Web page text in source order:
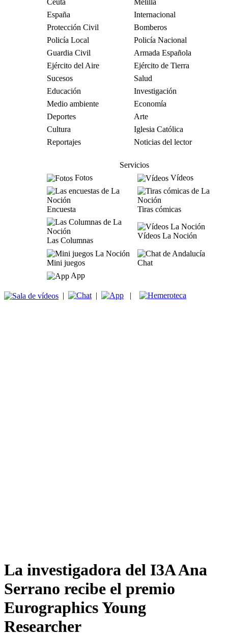
Ceuta
Melilla
España
Internacional
Protección Civil
Bomberos
Policía Local
Policía Nacional
Guardia Civil
Armada Española
Ejército del Aire
Ejército de Tierra
Sucesos
Salud
Educación
Investigación
Medio ambiente
Economía
Deportes
Arte
Cultura
Iglesia Católica
Reportajes
Noticias del lector
Servicios
Fotos
Vídeos
Encuesta Tiras cómicas
Las Columnas
Vídeos La Noción
Mini juegos
Chat
App
| | |
La investigadora del I3A Ana
Serrano recibe el premio
Eurographics Young
Researcher